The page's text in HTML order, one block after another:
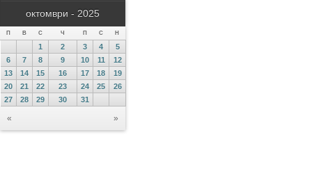
октомври - 2025
П В С Ч П С Н
« »
1 2 3 4
5
6
7 8 9 10 11
12
13
14 15 16 17 18
19
20
21 22 23 24 25
26
27
28 29 30 31